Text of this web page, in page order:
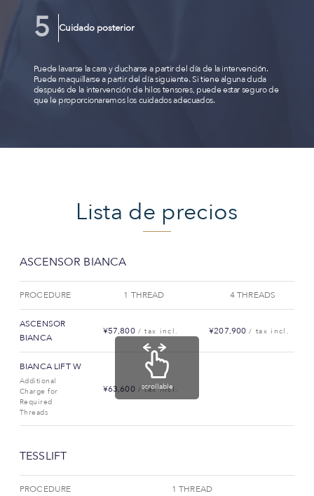
Cuidado posterior
Puede lavarse la cara y ducharse a partir del día de la intervención.
Puede maquillarse a partir del día siguiente. Si tiene alguna duda
después de la intervención de hilos tensores, puede estar seguro de
que le proporcionaremos los cuidados adecuados.
Lista de precios
ASCENSOR BIANCA
PROCEDURE 1 THREAD 4 THREADS
ASCENSOR
BIANCA
¥57,800 / tax incl. ¥207,900 / tax incl.
BIANCA LIFT W
Additional
Charge for
Required
Threads
¥63,600 / tax incl.
scrollable
TESSLIFT
PROCEDURE 1 THREAD